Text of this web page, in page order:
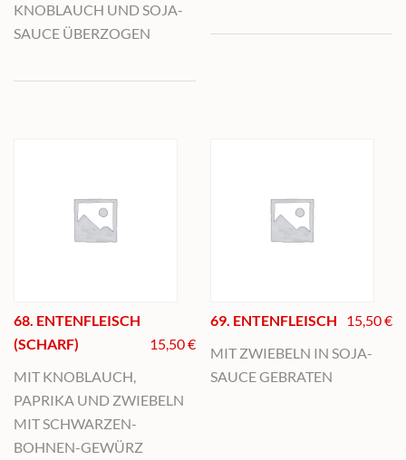
KNOBLAUCH UND SOJA-
SAUCE ÜBERZOGEN
68. ENTENFLEISCH
(SCHARF)
15,50€
MIT KNOBLAUCH,
PAPRIKA UND ZWIEBELN
MIT SCHWARZEN-
BOHNEN-GEWÜRZ
69. ENTENFLEISCH 15,50€
MIT ZWIEBELN IN SOJA-
SAUCE GEBRATEN